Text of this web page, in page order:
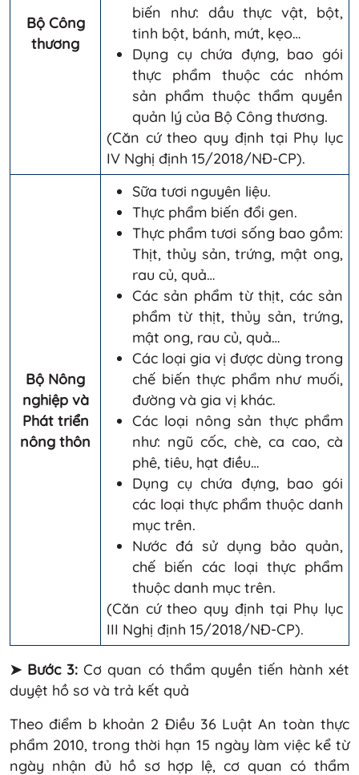
Bộ Công
thương
biến như: dầu thực vật, bột,
tinh bột, bánh, mứt, kẹo…
Dụng cụ chứa đựng, bao gói
thực phẩm thuộc các nhóm
sản phẩm thuộc thẩm quyền
quản lý của Bộ Công thương.
(Căn cứ theo quy định tại Phụ lục
IV Nghị định 15/2018/NĐ-CP).
Bộ Nông
nghiệp và
Phát triển
nông thôn
Sữa tươi nguyên liệu.
Thực phẩm biến đổi gen.
Thực phẩm tươi sống bao gồm:
Thịt, thủy sản, trứng, mật ong,
rau củ, quả…
Các sản phẩm từ thịt, các sản
phẩm từ thịt, thủy sản, trứng,
mật ong, rau củ, quả…
Các loại gia vị được dùng trong
chế biến thực phẩm như muối,
đường và gia vị khác.
Các loại nông sản thực phẩm
như: ngũ cốc, chè, ca cao, cà
phê, tiêu, hạt điều…
Dụng cụ chứa đựng, bao gói
các loại thực phẩm thuộc danh
mục trên.
Nước đá sử dụng bảo quản,
chế biến các loại thực phẩm
thuộc danh mục trên.
(Căn cứ theo quy định tại Phụ lục
III Nghị định 15/2018/NĐ-CP).
➤ Bước 3: Cơ quan có thẩm quyền tiến hành xét
duyệt hồ sơ và trả kết quả
Theo điểm b khoản 2 Điều 36 Luật An toàn thực
phẩm 2010, trong thời hạn 15 ngày làm việc kể từ
ngày nhận đủ hồ sơ hợp lệ, cơ quan có thẩm